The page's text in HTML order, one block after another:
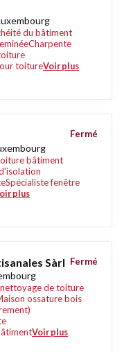
du bâtiment
Charpente
toitureVoir plus
bâtiment
Spécialiste fenêtre
plus
Fermé
Sàrl
de toiture
ossature bois
Voir plus
Fermé